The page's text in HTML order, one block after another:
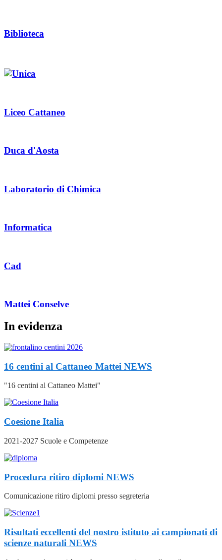
Biblioteca
Liceo Cattaneo
Duca d'Aosta
Laboratorio di Chimica
Informatica
Cad
Mattei Conselve
In evidenza
16 centini al Cattaneo Mattei NEWS
"16 centini al Cattaneo Mattei"
Coesione Italia
2021-2027 Scuole e Competenze
Procedura ritiro diplomi NEWS
Comunicazione ritiro diplomi presso segreteria
Risultati eccellenti del nostro istituto ai campionati di
scienze naturali NEWS